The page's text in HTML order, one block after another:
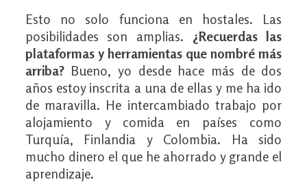
Esto no solo funciona en hostales. Las
posibilidades son amplias.
¿Recuerdas las
plataformas y herramientas que nombré más
arriba?Bueno, yo desde hace más de dos
años estoy inscrita a una de ellas y me ha ido
de maravilla. He intercambiado trabajo por
alojamiento y comida en países como
Turquía, Finlandia y Colombia. Ha sido
mucho dinero el que he ahorrado y grande el
aprendizaje.